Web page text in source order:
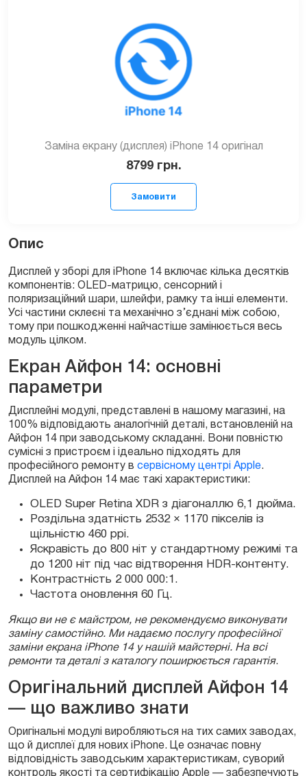
Заміна екрану (дисплея) iPhone 14 оригінал
8799 грн.
Замовити
Опис
Дисплей у зборі для iPhone 14 включає кілька десятків
компонентів: OLED-матрицю, сенсорний і
поляризаційний шари, шлейфи, рамку та інші елементи.
Усі частини склеєні та механічно з’єднані між собою,
тому при пошкодженні найчастіше замінюється весь
модуль цілком.
Екран Айфон 14: основні
параметри
Дисплейні модулі, представлені в нашому магазині, на
100% відповідають аналогічній деталі, встановленій на
Айфон 14 при заводському складанні. Вони повністю
сумісні з пристроєм і ідеально підходять для
професійного ремонту в сервісному центрі Apple.
Дисплей на Айфон 14 має такі характеристики:
OLED Super Retina XDR з діагоналлю 6,1 дюйма.
Роздільна здатність 2532 × 1170 пікселів із
щільністю 460 ppi.
Яскравість до 800 ніт у стандартному режимі та
до 1200 ніт під час відтворення HDR-контенту.
Контрастність 2 000 000:1.
Частота оновлення 60 Гц.
Якщо ви не є майстром, не рекомендуємо виконувати
заміну самостійно. Ми надаємо послугу професійної
заміни екрана iPhone 14 у нашій майстерні. На всі
ремонти та деталі з каталогу поширюється гарантія.
Оригінальний дисплей Айфон 14
— що важливо знати
Оригінальні модулі виробляються на тих самих заводах,
що й дисплеї для нових iPhone. Це означає повну
відповідність заводським характеристикам, суворий
контроль якості та сертифікацію Apple — забезпечують